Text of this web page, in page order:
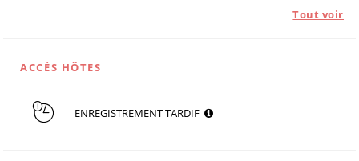
Tout voir
ACCÈS HÔTES
ENREGISTREMENT TARDIF